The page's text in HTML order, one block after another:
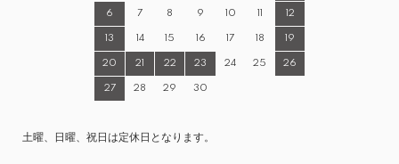
6 7 8 9 10 11 12
13 14 15 16 17 18 19
20 21 22 23 24 25 26
27 28 29 30
土曜、日曜、祝日は定休日となります。